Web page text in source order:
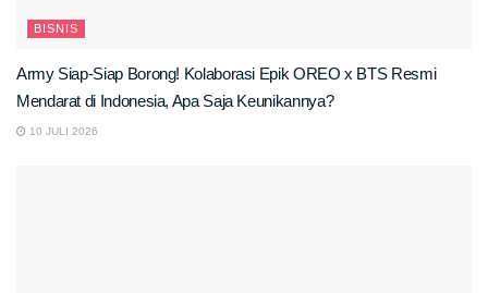
BISNIS
Army Siap-Siap Borong! Kolaborasi Epik OREO x BTS Resmi
Mendarat di Indonesia, Apa Saja Keunikannya?
10 JULI 2026